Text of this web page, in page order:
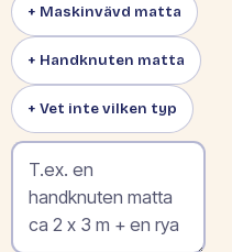
+ Maskinvävd matta
+ Handknuten matta
+ Vet inte vilken typ